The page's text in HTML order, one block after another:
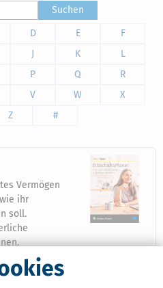
Suchen
D E
F
J K
L
P Q
R
V W
X
Z #
Vermögen
ihr
soll.
Ihnen auch ein umfassendes
zur Verfügung. So